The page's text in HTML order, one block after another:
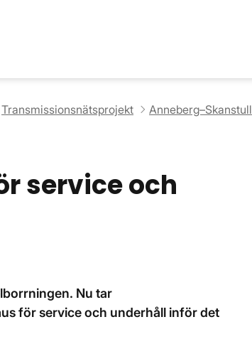
Transmissionsnätsprojekt
Anneberg–Skanstull
service och
Nu tar
för service och underhåll inför det